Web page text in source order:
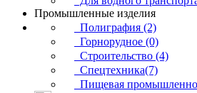
Промышленные изделия
Полиграфия (2)
Горнорудное (0)
Строительство (4)
Спецтехника(7)
Пищевая